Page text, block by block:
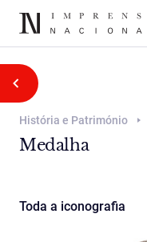
História e Património
Medalha
Toda a iconografia